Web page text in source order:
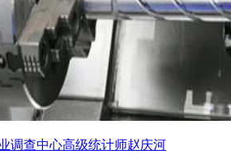
调查中心高级统计师赵庆河